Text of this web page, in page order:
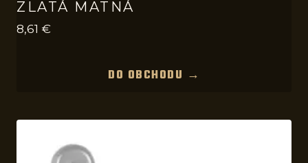
ZLATÁ MATNÁ
8,61 €
DO OBCHODU →